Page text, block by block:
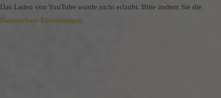
Das Laden von YouTube wurde nicht erlaubt. Bitte ändern Sie die
Datenschutz-Einstellungen